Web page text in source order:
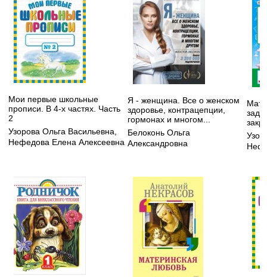
Мои первые школьные
прописи. В 4-х частях. Часть
2
Узорова Ольга Васильевна
Нефедова Елена Алексеевна
Я - женщина. Все о женском
здоровье, контрацепции,
гормонах и многом...
Белоконь Ольга
Александровна